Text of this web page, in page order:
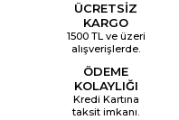
ÜCRETSİZ
KARGO
1500 TL ve üzeri
alışverişlerde.
ÖDEME
KOLAYLIĞI
Kredi Kartına
taksit imkanı.